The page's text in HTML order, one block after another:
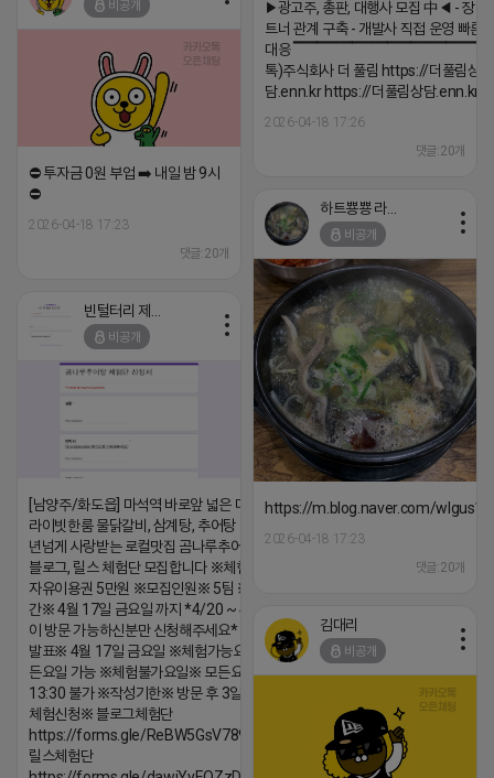
▶광고주, 총판, 대행사 모집 中◀ - 장기
트너 관계 구축 - 개발사 직접 운영 빠른
대응
톡)주식회사 더 풀림 https://더풀림상
담.enn.kr https://더풀림상담.enn.kr
2026-04-18 17:26
댓글:20개
비공개
⛔️ 투자금 0원 부업 ➡️ 내일 밤 9시
⛔️
2026-04-18 17:23
댓글:20개
하트뿅뿅 라이언
비공개
https://m.blog.naver.com/
2026-04-18 17:23
댓글:20개
비공개
[남양주/화도읍] 마석역 바로앞 넓은 매장과, 프
라이빗한룸 물닭갈비, 삼계탕, 추어탕 맛집 10
년넘게 사랑받는 로컬맛집 곰나루추어탕에서
블로그, 릴스 체험단 모집합니다 ※체험메뉴※
자유이용권 5만원 ※모집인원※ 5팀 ※모집기
간※ 4월 17일 금요일 까지 *4/20 ~ 4/26 사
이 방문 가능하신분만 신청해주세요* ※체험단
발표※ 4월 17일 금요일 ※체험가능요일※ 모
든요일 가능 ※체험불가요일※ 모든요일 12 ~
13:30 불가 ※작성기한※ 방문 후 3일 이내 ※
체험신청※ 블로그체험단
https://forms.gle/ReBW5GsV789ur2Pz6
릴스체험단
김대리
비공개